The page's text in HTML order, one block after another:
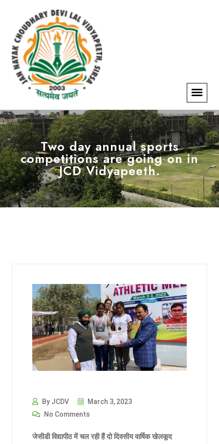
Two day annual sports
competitions are going on in
JCD Vidyapeeth.
By JCDV
March 3, 2023
No Comments
जेसीडी विद्यापीठ में चल रही हैं दो दिवसीय वार्षिक खेलकूद